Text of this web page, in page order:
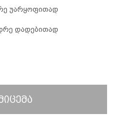
უარყოფითად
დადებითად